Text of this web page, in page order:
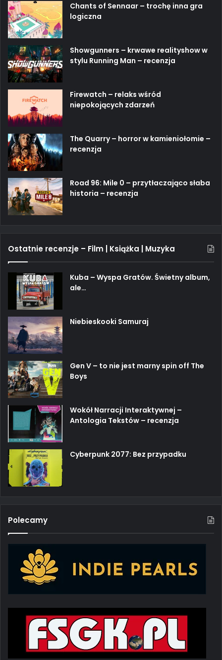
Chants of Sennaar – trochę inna gra
logiczna
Showgunners – krwawe realityshow w
stylu Running Man – recenzja
Firewatch – relaks wśród
niepokojących zdarzeń
The Quarry – horror w kamieniołomie –
recenzja
Road 96: Mile 0 – przytłaczająco słaba
historia – recenzja
Ostatnie recenzje – Film | Książka | Muzyka
Kuba – Wyspa Gratów. Świetny album,
ale…
Niebieskooki Samuraj
Gen V – to nie jest marny spin off The
Boys
Wokół Narracji Interaktywnej –
Antologia Tekstów – recenzja
Cyberpunk 2077: Bez przypadku
Polecamy